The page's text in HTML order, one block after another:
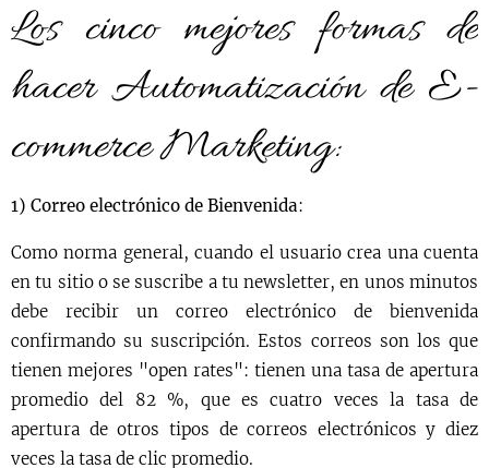
Los cinco mejores formas de
hacer Automatización de E-
commerce Marketing:
1) Correo electrónico de Bienvenida:
Como norma general, cuando el usuario crea una cuenta
en tu sitio o se suscribe a tu newsletter, en unos minutos
debe recibir un correo electrónico de bienvenida
confirmando su suscripción. Estos correos son los que
tienen mejores "open rates": tienen una tasa de apertura
promedio del 82 %, que es cuatro veces la tasa de
apertura de otros tipos de correos electrónicos y diez
veces la tasa de clic promedio.